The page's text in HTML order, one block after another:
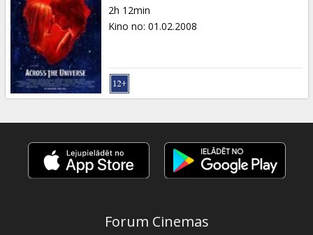
2h 12min
Kino no: 01.02.2008
Forum Cinemas